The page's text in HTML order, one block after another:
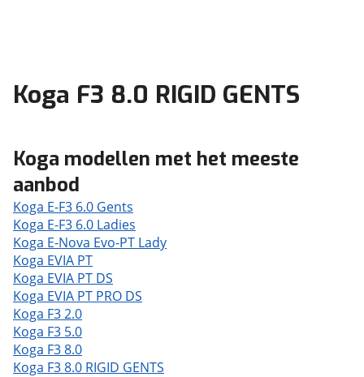
Koga F3 8.0 RIGID GENTS
Koga modellen met het meeste
aanbod
Koga E-F3 6.0 Gents
Koga E-F3 6.0 Ladies
Koga E-Nova Evo-PT Lady
Koga EVIA PT
Koga EVIA PT DS
Koga EVIA PT PRO DS
Koga F3 2.0
Koga F3 5.0
Koga F3 8.0
Koga F3 8.0 RIGID GENTS